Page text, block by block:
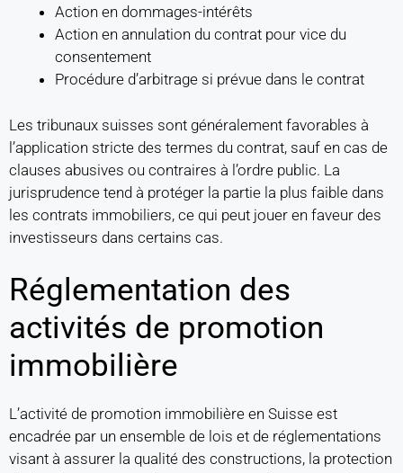
Action en dommages-intérêts
Action en annulation du contrat pour vice du
consentement
Procédure d’arbitrage si prévue dans le contrat
Les tribunaux suisses sont généralement favorables à
l’application stricte des termes du contrat, sauf en cas de
clauses abusives ou contraires à l’ordre public. La
jurisprudence tend à protéger la partie la plus faible dans
les contrats immobiliers, ce qui peut jouer en faveur des
investisseurs dans certains cas.
Réglementation des
activités de promotion
immobilière
L’activité de promotion immobilière en Suisse est
encadrée par un ensemble de lois et de réglementations
visant à assurer la qualité des constructions, la protection